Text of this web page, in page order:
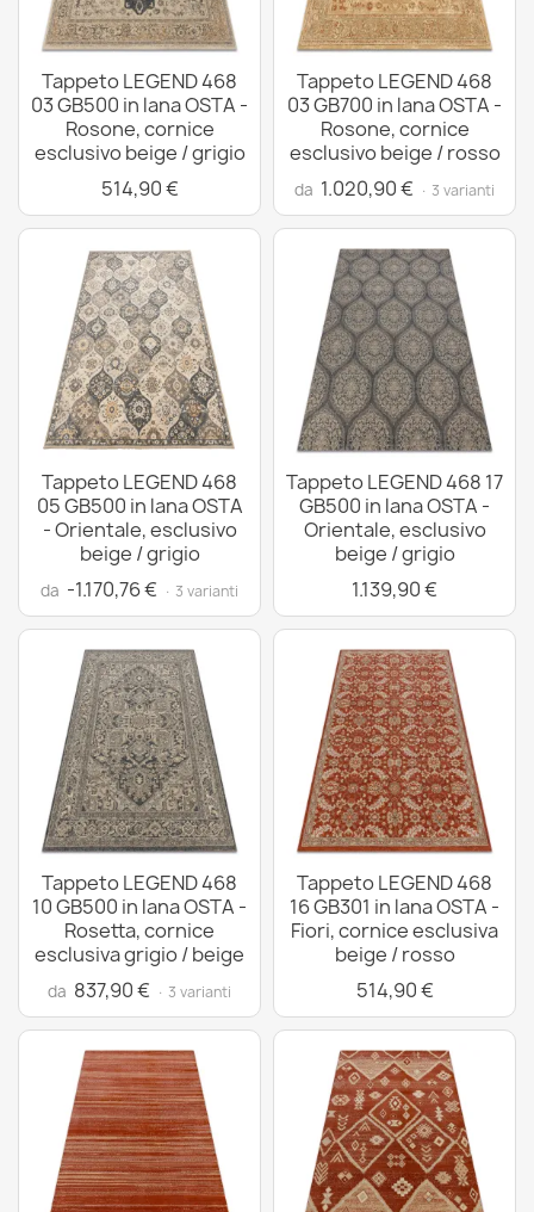
Tappeto LEGEND 468
03 GB500 in lana OSTA -
Rosone, cornice
esclusivo beige / grigio
514,90 €
Tappeto LEGEND 468
03 GB700 in lana OSTA -
Rosone, cornice
esclusivo beige / rosso
da 1.020,90 € · 3 varianti
Tappeto LEGEND 468
05 GB500 in lana OSTA
- Orientale, esclusivo
beige / grigio
da -1.170,76 € · 3 varianti
Tappeto LEGEND 468 17
GB500 in lana OSTA -
Orientale, esclusivo
beige / grigio
1.139,90 €
Tappeto LEGEND 468
10 GB500 in lana OSTA -
Rosetta, cornice
esclusiva grigio / beige
da 837,90 € · 3 varianti
Tappeto LEGEND 468
16 GB301 in lana OSTA -
Fiori, cornice esclusiva
beige / rosso
514,90 €